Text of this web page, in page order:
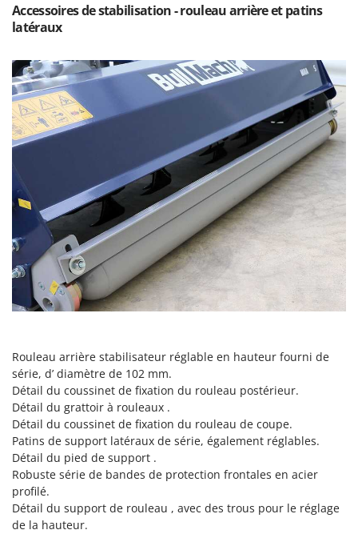
MOSA
Mowox
MTD
N
New O.M.R.A.
Novatec
Novital
NuAir
NuovaFac
Oliviero
Olix
OMA
Omas
Ompagrill
Ooni
Oriental Koshin
Outdoorchef
Accessoires de stabilisation - rouleau arrière et patins
latéraux
Rouleau arrière stabilisateur réglable en hauteur fourni de
série, d’ diamètre de 102 mm.
Détail du coussinet de fixation du rouleau postérieur.
Détail du grattoir à rouleaux .
Détail du coussinet de fixation du rouleau de coupe.
Patins de support latéraux de série, également réglables.
Détail du pied de support .
Robuste série de bandes de protection frontales en acier
profilé.
Détail du support de rouleau , avec des trous pour le réglage
de la hauteur.